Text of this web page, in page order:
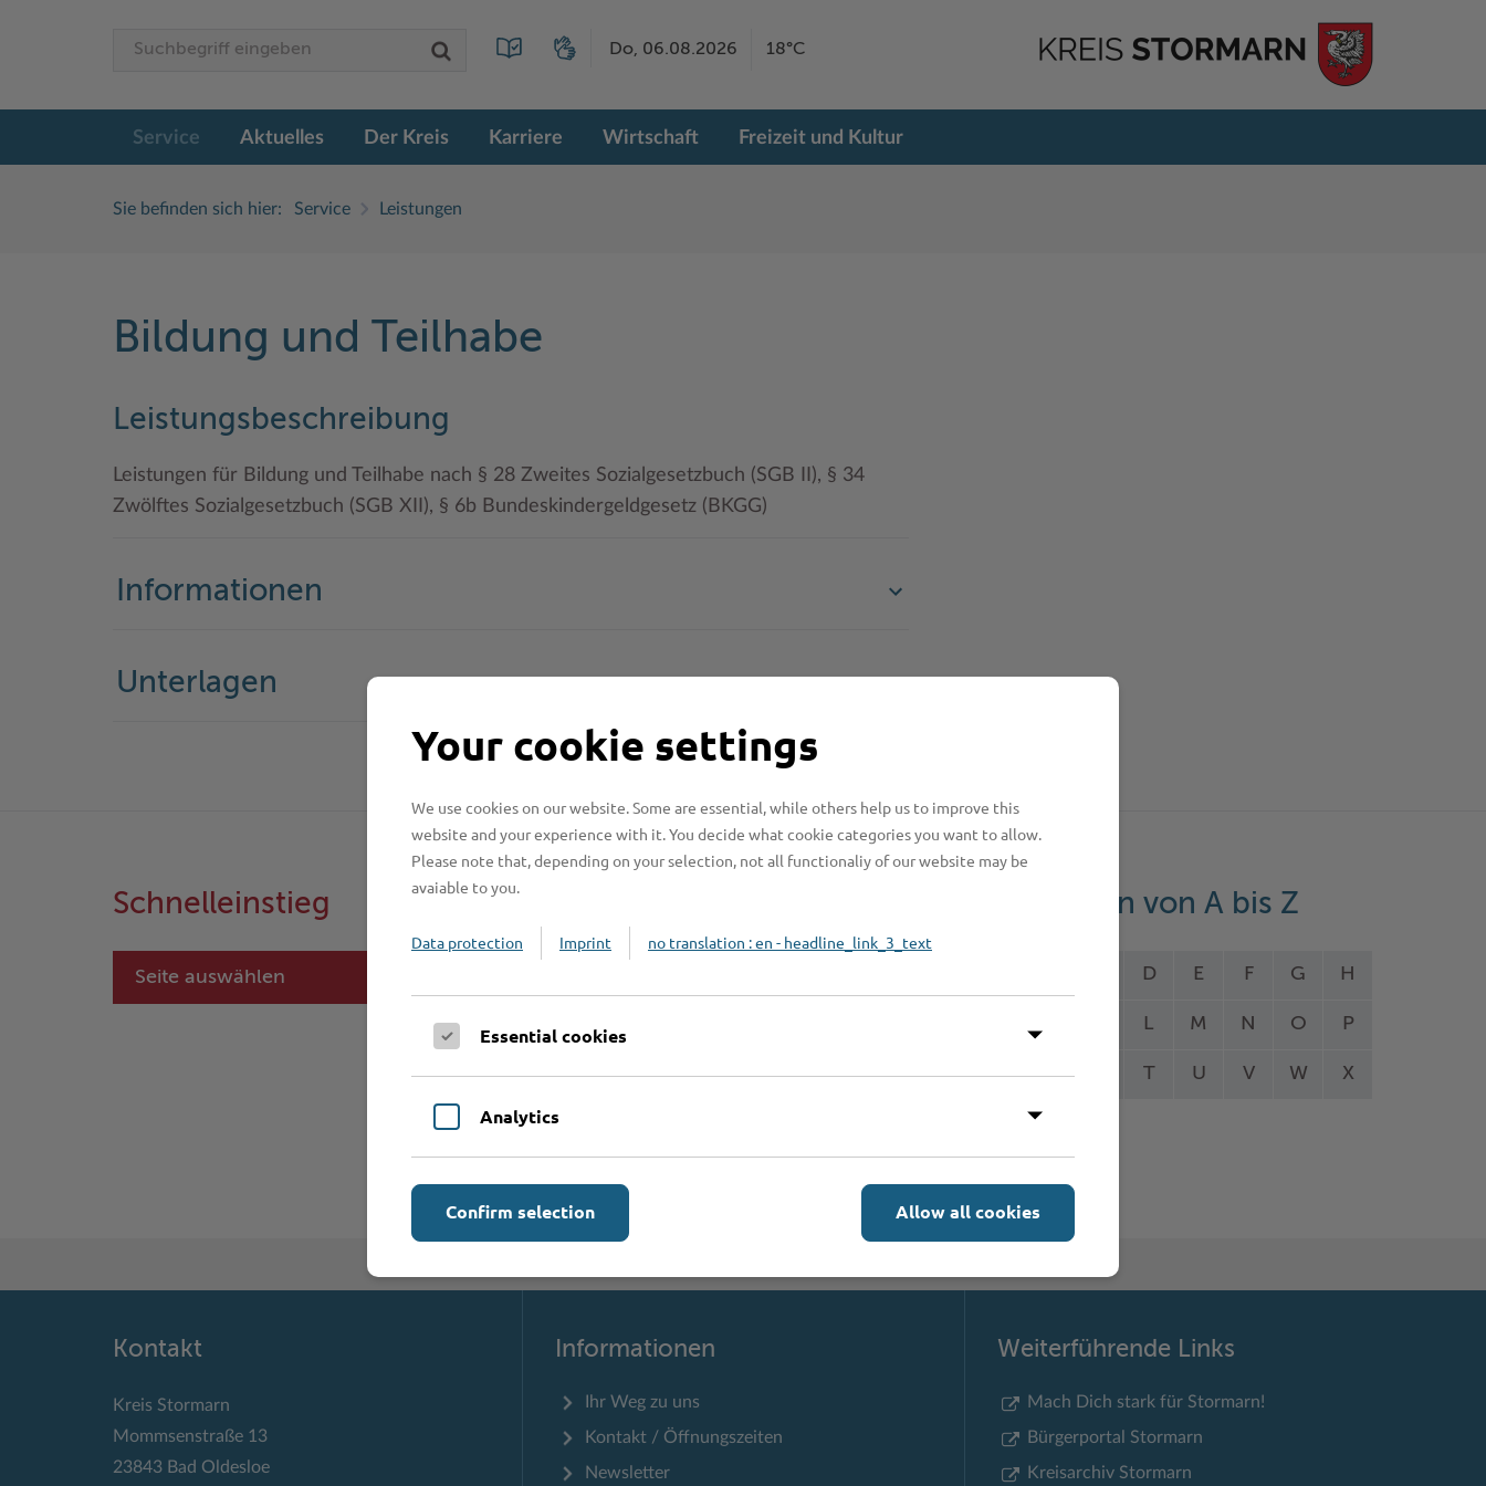
Do, 06.08.2026 18°C
Service Aktuelles Der Kreis Karriere Wirtschaft Freizeit und Kultur
Sie befinden sich hier: Service Leistungen
Bildung und Teilhabe
Leistungsbeschreibung
Leistungen für Bildung und Teilhabe nach § 28 Zweites Sozialgesetzbuch (SGB II), § 34
Zwölftes Sozialgesetzbuch (SGB XII), § 6b Bundeskindergeldgesetz (BKGG)
Informationen
Unterlagen
Schnelleinstieg
Seite auswählen
Leistungen von A bis Z
D E F G H
L M N O P
Q R T U V W X
Kontakt
Kreis Stormarn
Mommsenstraße 13
23843 Bad Oldesloe
Informationen
Ihr Weg zu uns
Kontakt / Öffnungszeiten
Newsletter
Weiterführende Links
Mach Dich stark für Stormarn!
Bürgerportal Stormarn
Kreisarchiv Stormarn
Your cookie settings
We use cookies on our website. Some are essential, while others help us to improve this
website and your experience with it. You decide what cookie categories you want to allow.
Please note that, depending on your selection, not all functionaliy of our website may be
avaiable to you.
Data protection Imprint no translation : en - headline_link_3_text
Essential cookies
Analytics
Allow all cookies
Confirm selection